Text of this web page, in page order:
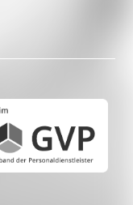
Whatsapp